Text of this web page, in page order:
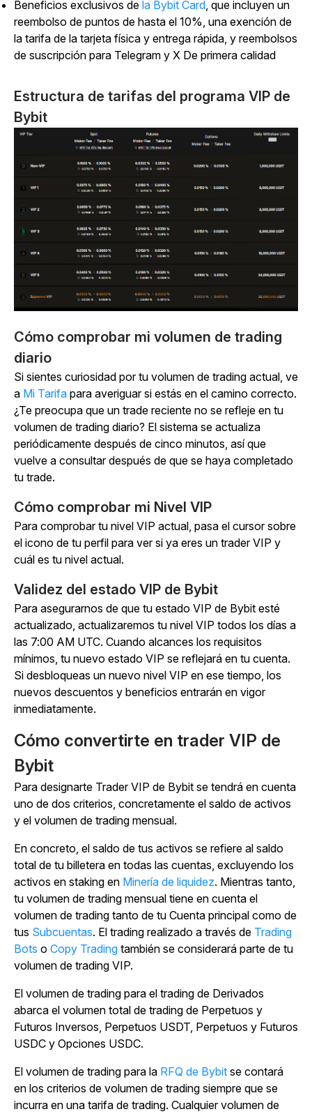
Beneficios exclusivos de la Bybit Card, que incluyen un
reembolso de puntos de hasta el 10%, una exención de
la tarifa de la tarjeta física y entrega rápida, y reembolsos
de suscripción para Telegram y X De primera calidad
Estructura de tarifas del programa VIP de
Bybit
Cómo comprobar mi volumen de trading
diario
Si sientes curiosidad por tu volumen de trading actual, ve
a Mi Tarifa para averiguar si estás en el camino correcto.
¿Te preocupa que un trade reciente no se refleje en tu
volumen de trading diario? El sistema se actualiza
periódicamente después de cinco minutos, así que
vuelve a consultar después de que se haya completado
tu trade.
Cómo comprobar mi Nivel VIP
Para comprobar tu nivel VIP actual, pasa el cursor sobre
el icono de tu perfil para ver si ya eres un trader VIP y
cuál es tu nivel actual.
Validez del estado VIP de Bybit
Para asegurarnos de que tu estado VIP de Bybit esté
actualizado, actualizaremos tu nivel VIP todos los días a
las 7:00 AM UTC. Cuando alcances los requisitos
mínimos, tu nuevo estado VIP se reflejará en tu cuenta.
Si desbloqueas un nuevo nivel VIP en ese tiempo, los
nuevos descuentos y beneficios entrarán en vigor
inmediatamente.
Cómo convertirte en trader VIP de
Bybit
Para designarte Trader VIP de Bybit se tendrá en cuenta
uno de dos criterios, concretamente el saldo de activos
y el volumen de trading mensual.
En concreto, el saldo de tus activos se refiere al saldo
total de tu billetera en todas las cuentas, excluyendo los
activos en staking en Minería de liquidez. Mientras tanto,
tu volumen de trading mensual tiene en cuenta el
volumen de trading tanto de tu Cuenta principal como de
tus Subcuentas. El trading realizado a través de Trading
Bots o Copy Trading también se considerará parte de tu
volumen de trading VIP.
El volumen de trading para el trading de Derivados
abarca el volumen total de trading de Perpetuos y
Futuros Inversos, Perpetuos USDT, Perpetuos y Futuros
USDC y Opciones USDC.
El volumen de trading para la RFQ de Bybit se contará
en los criterios de volumen de trading siempre que se
incurra en una tarifa de trading. Cualquier volumen de